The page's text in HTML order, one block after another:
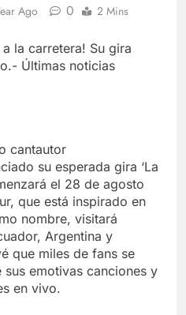
Ago 0 2 Mins
cantautor
su esperada gira ‘La
el 28 de agosto
que está inspirado en
nombre, visitará
Argentina y
que miles de fans se
emotivas canciones y
en vivo.